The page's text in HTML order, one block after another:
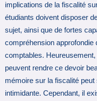
implications de la fiscalité
étudiants doivent disposer
sujet, ainsi que de fortes
compréhension
comptables.
peuvent rendre ce devoir
mémoire sur la fiscalité
intimidante. Cependant, il